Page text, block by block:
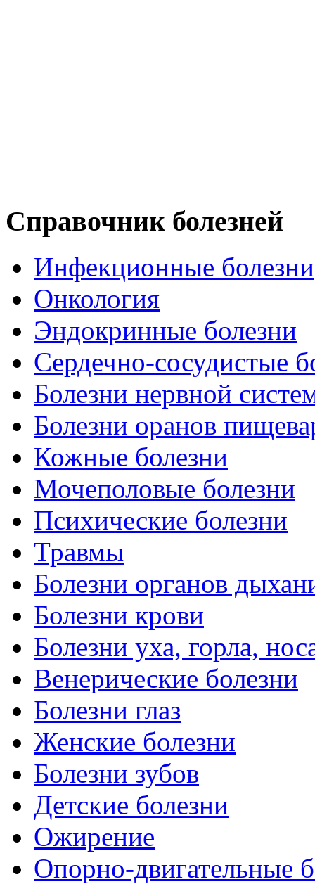
Справочник болезней
Инфекционные болезни
Онкология
Эндокринные болезни
Сердечно-сосудистые
Болезни нервной
Болезни оранов
Кожные болезни
Мочеполовые болезни
Психические болезни
Травмы
Болезни органов
Болезни крови
Болезни уха, горла,
Венерические болезни
Болезни глаз
Женские болезни
Болезни зубов
Детские болезни
Ожирение
Опopно-двигательные